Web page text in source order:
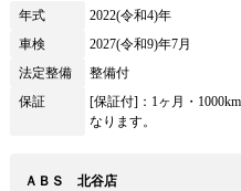
年式 2022(令和4)年
車検
2027(令和9)年7月
法定整備
整備付
保証
[保証付]：1ヶ月・
なります。
ＡＢＳ 北谷店